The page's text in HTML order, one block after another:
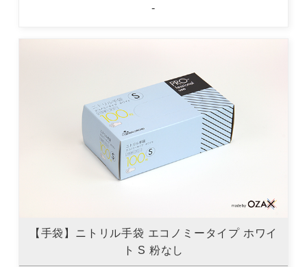
-
【手袋】ニトリル手袋 エコノミータイプ ホワイ
ト S 粉なし